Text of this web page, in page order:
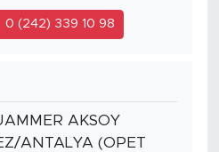
0 (242) 339 10 98
AKSOY
ANTALYA (OPET